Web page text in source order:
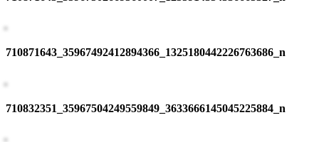
710871643_35967492412894366_1325180442226763686_n
710832351_35967504249559849_3633666145045225884_n